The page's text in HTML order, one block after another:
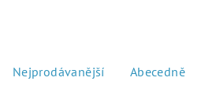
Nejprodávanější Abecedně